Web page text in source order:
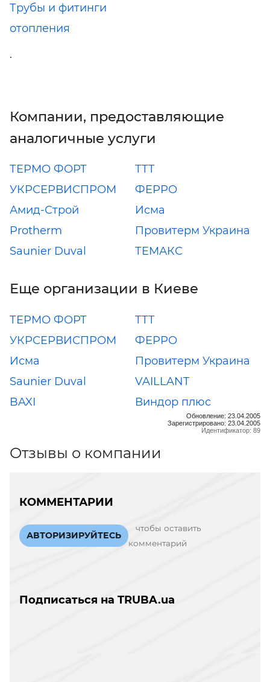
Трубы и фитинги
отопления
.
Компании, предоставляющие
аналогичные услуги
ТЕРМО ФОРТ
ТТТ
УКРСЕРВИСПРОМ
ФЕРРО
Амид-Строй
Исма
Protherm
Провитерм Украина
Saunier Duval
ТЕМАКС
Еще организации в Киеве
ТЕРМО ФОРТ
ТТТ
УКРСЕРВИСПРОМ
ФЕРРО
Исма
Провитерм Украина
Saunier Duval
VAILLANT
BAXI
Виндор плюс
Обновление: 23.04.2005
Зарегистрировано: 23.04.2005
Идентификатор: 89
Отзывы о компании
КОММЕНТАРИИ
АВТОРИЗИРУЙТЕСЬ
чтобы оставить
комментарий
Подписаться на TRUBA.ua